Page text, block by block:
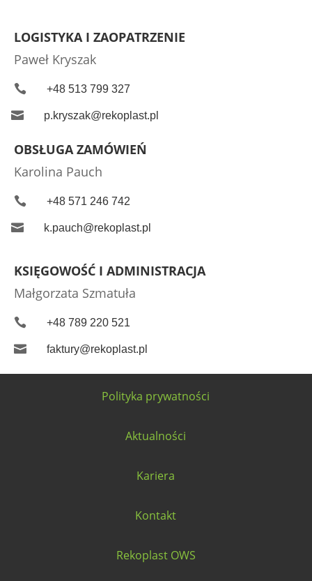
LOGISTYKA I ZAOPATRZENIE
Paweł Kryszak
 +48 513 799 327
 p.kryszak@rekoplast.pl
OBSŁUGA ZAMÓWIEŃ
Karolina Pauch
 +48 571 246 742
 k.pauch@rekoplast.pl
KSIĘGOWOŚĆ I ADMINISTRACJA
Małgorzata Szmatuła
 +48 789 220 521
 faktury@rekoplast.pl
Polityka prywatności
Aktualności
Kariera
Kontakt
Rekoplast OWS